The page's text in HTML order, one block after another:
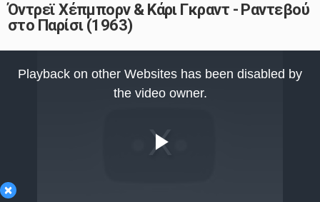
Όντρεϊ Χέπμπορν & Κάρι Γκραντ - Ραντεβού
στο Παρίσι (1963)
×
Playback on other Websites has been disabled by
the video owner.